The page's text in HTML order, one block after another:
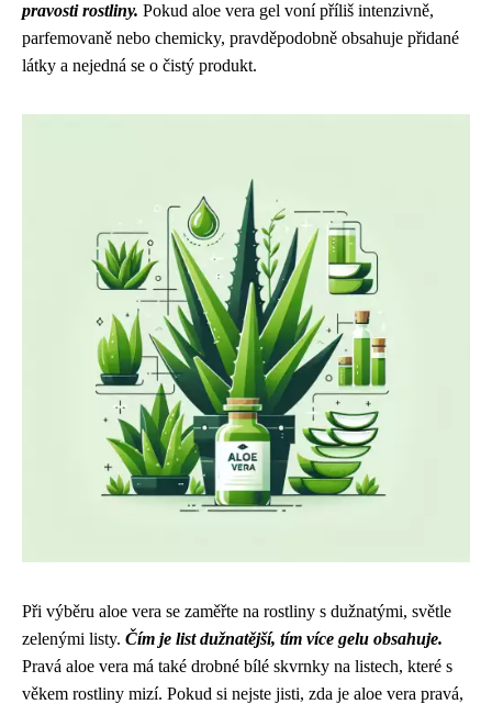
pravosti rostliny. Pokud aloe vera gel voní příliš intenzivně,
parfemovaně nebo chemicky, pravděpodobně obsahuje přidané
látky a nejedná se o čistý produkt.
Při výběru aloe vera se zaměřte na rostliny s dužnatými, světle
zelenými listy. Čím je list dužnatější, tím více gelu obsahuje.
Pravá aloe vera má také drobné bílé skvrnky na listech, které s
věkem rostliny mizí. Pokud si nejste jisti, zda je aloe vera pravá,